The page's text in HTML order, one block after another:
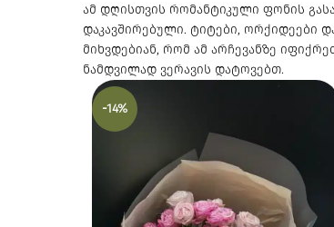
ამ დღისთვის რომანტიკული ფონის
დაკავშირებული. ტიტები, ორქიდეები
მიხვდებიან, რომ ამ არჩევანზე
ნამდვილად ვერავის დატოვებთ.
-14%